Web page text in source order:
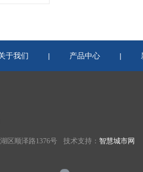
于我们 | 产品中心 |
区顺泽路1376号 技术支持： 智慧城市网